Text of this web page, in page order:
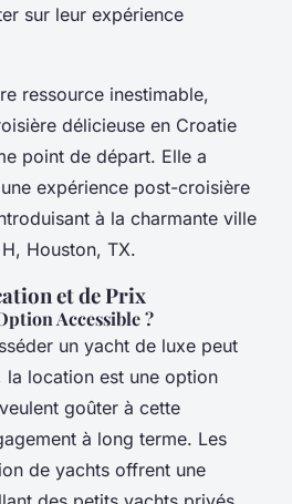
sur leur expérience
ressource inestimable,
délicieuse en Croatie
point de départ. Elle a
expérience post-croisière
à la charmante ville
Houston, TX.
et de Prix
Accessible ?
un yacht de luxe peut
la location est une option
goûter à cette
à long terme. Les
de yachts offrent une